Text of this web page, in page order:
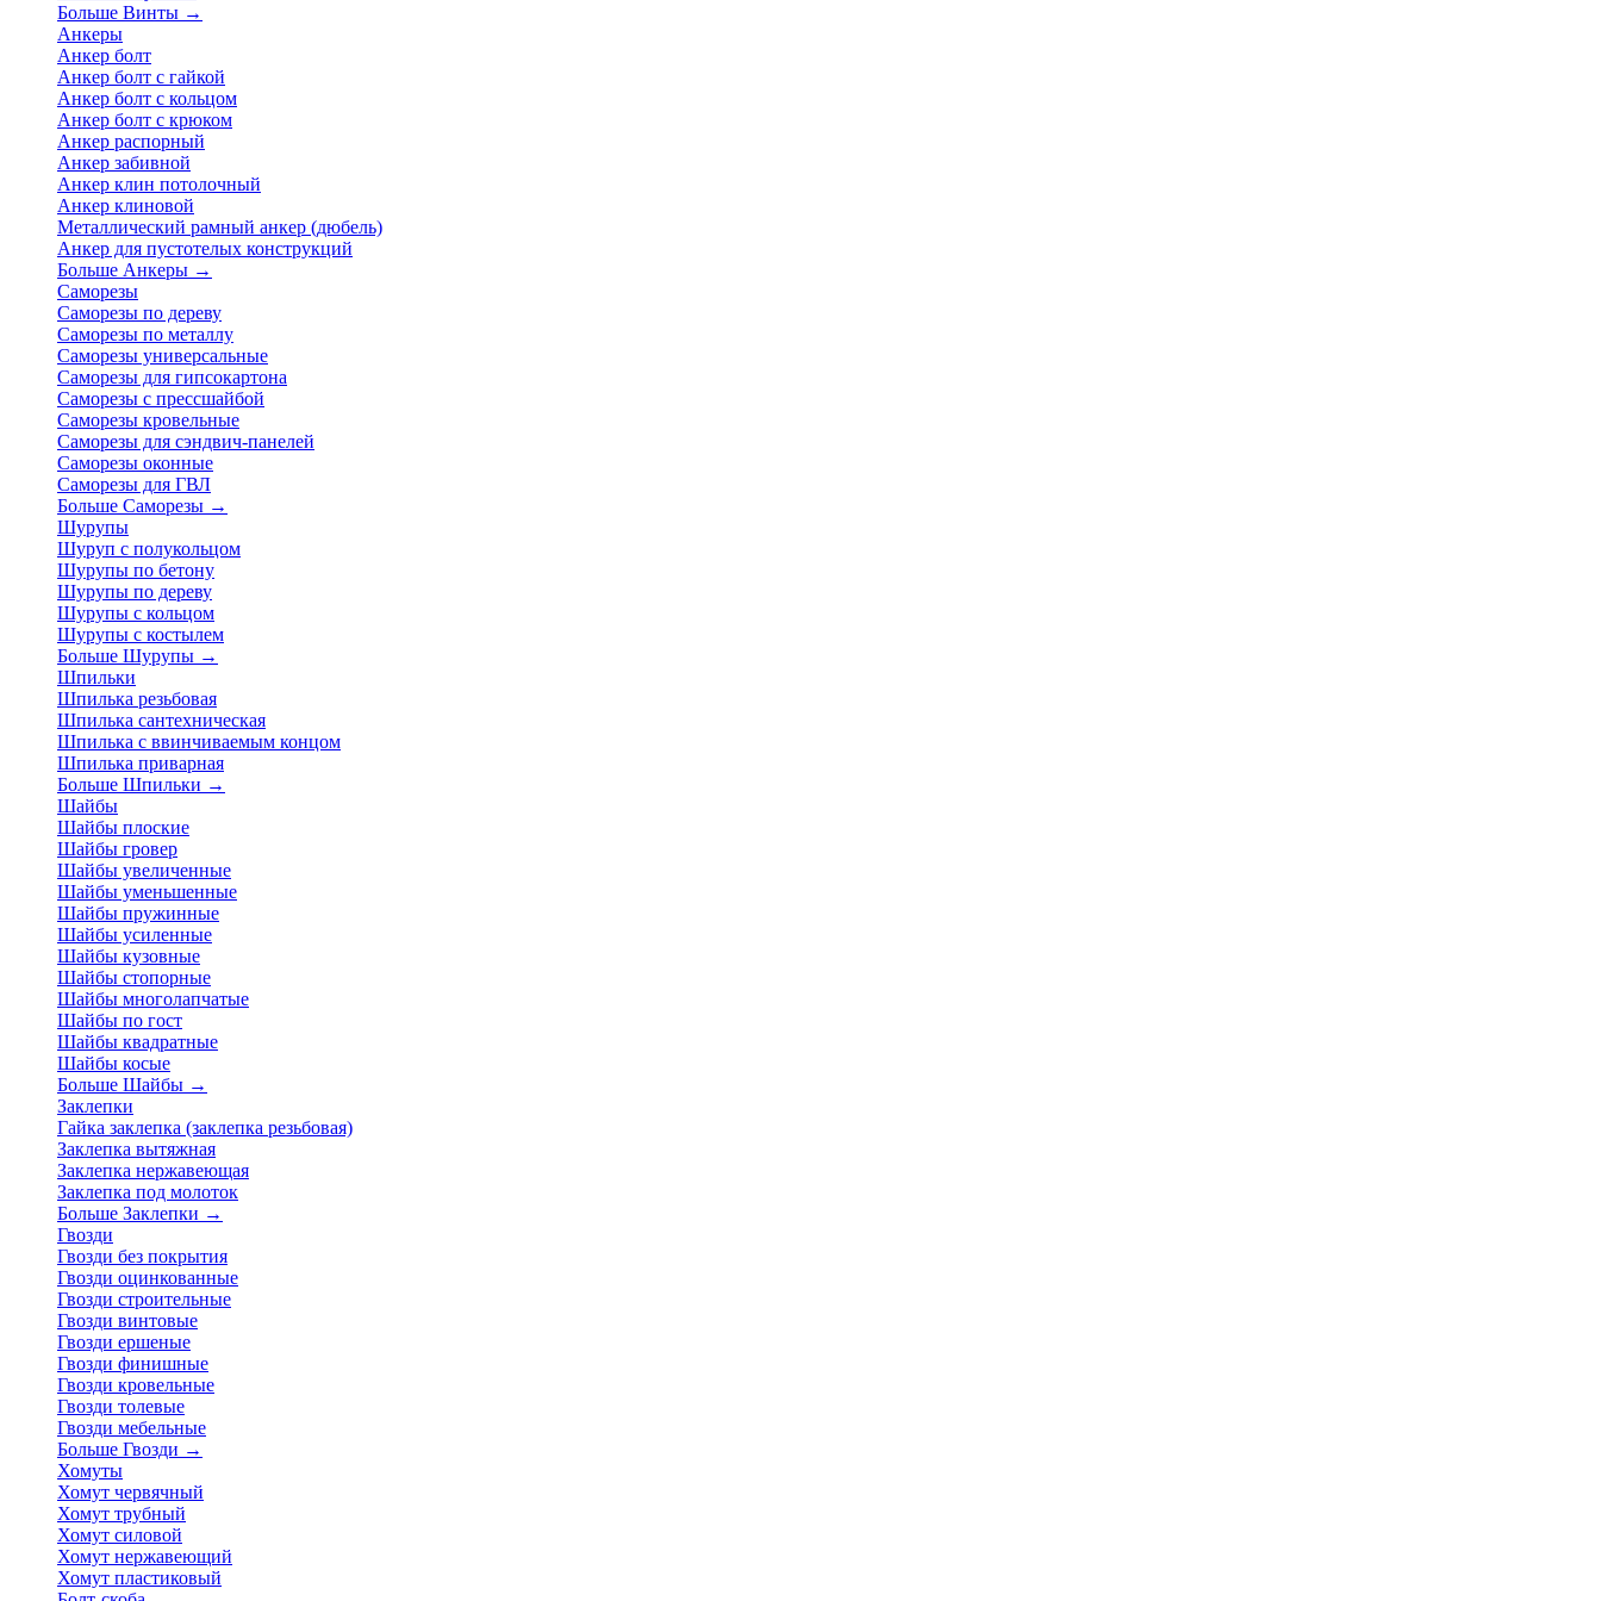
Больше Винты →
Анкеры
Анкер болт
Анкер болт с гайкой
Анкер болт с кольцом
Анкер болт с крюком
Анкер распорный
Анкер забивной
Анкер клин потолочный
Анкер клиновой
Металлический рамный анкер (дюбель)
Анкер для пустотелых конструкций
Больше Анкеры →
Саморезы
Саморезы по дереву
Саморезы по металлу
Саморезы универсальные
Саморезы для гипсокартона
Саморезы с прессшайбой
Саморезы кровельные
Саморезы для сэндвич-панелей
Саморезы оконные
Саморезы для ГВЛ
Больше Саморезы →
Шурупы
Шуруп с полукольцом
Шурупы по бетону
Шурупы по дереву
Шурупы с кольцом
Шурупы с костылем
Больше Шурупы →
Шпильки
Шпилька резьбовая
Шпилька сантехническая
Шпилька с ввинчиваемым концом
Шпилька приварная
Больше Шпильки →
Шайбы
Шайбы плоские
Шайбы гровер
Шайбы увеличенные
Шайбы уменьшенные
Шайбы пружинные
Шайбы усиленные
Шайбы кузовные
Шайбы стопорные
Шайбы многолапчатые
Шайбы по гост
Шайбы квадратные
Шайбы косые
Больше Шайбы →
Заклепки
Гайка заклепка (заклепка резьбовая)
Заклепка вытяжная
Заклепка нержавеющая
Заклепка под молоток
Больше Заклепки →
Гвозди
Гвозди без покрытия
Гвозди оцинкованные
Гвозди строительные
Гвозди винтовые
Гвозди ершеные
Гвозди финишные
Гвозди кровельные
Гвозди толевые
Гвозди мебельные
Больше Гвозди →
Хомуты
Хомут червячный
Хомут трубный
Хомут силовой
Хомут нержавеющий
Хомут пластиковый